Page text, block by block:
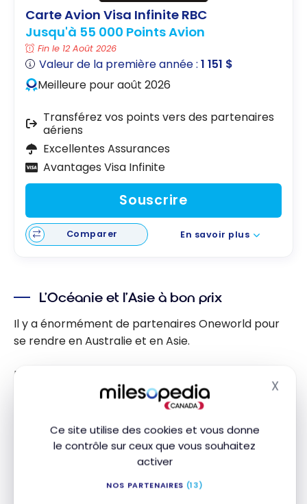
Ce site utilise des cookies et vous donne
le contrôle sur ceux que vous souhaitez
activer
NOS PARTENAIRES (13)
X
Carte Avion Visa Infinite RBC
Jusqu'à 55 000 Points Avion
Fin le 12 Août 2026
Valeur de la première année :1 151 $
Meilleure pour août 2026
Transférez vos points vers des partenaires
aériens
Excellentes Assurances
Avantages Visa Infinite
Souscrire
Comparer En savoir plus
L’Océanie et l’Asie à bon prix
Il y a énormément de partenaires Oneworld pour
se rendre en Australie et en Asie.
En effet, les compagnies suivantes ont un réseau
très intéressant à partir de leur plaque tournante.
American Airlines
American Eagle